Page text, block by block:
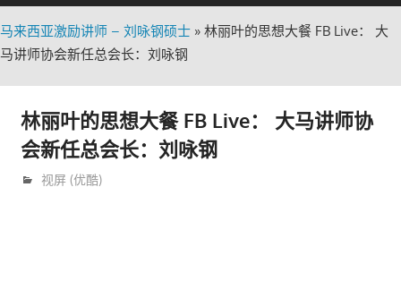
马来西亚激励讲师 – 刘咏钢硕士 » 林丽叶的思想大餐 FB Live： 大
马讲师协会新任总会长：刘咏钢
林丽叶的思想大餐 FB Live： 大马讲师协
会新任总会长：刘咏钢
9月 12, 2019
trainer
视屏 (优酷)